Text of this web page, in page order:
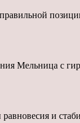
Мельница с
и